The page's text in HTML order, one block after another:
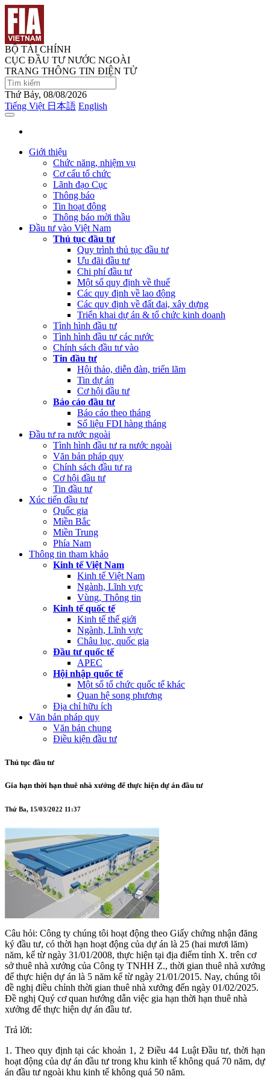
BỘ TÀI CHÍNH
CỤC ĐẦU TƯ NƯỚC NGOÀI
TRANG THÔNG TIN ĐIỆN TỬ
Thứ Bảy, 08/08/2026
Tiếng Việt 日本語 English
Giới thiệu
Chức năng, nhiệm vụ
Cơ cấu tổ chức
Lãnh đạo Cục
Thông báo
Tin hoạt động
Thông báo mời thầu
Đầu tư vào Việt Nam
Thủ tục đầu tư
Quy trình thủ tục đầu tư
Ưu đãi đầu tư
Chi phí đầu tư
Một số quy định về thuế
Các quy định về lao động
Các quy định về đất đai, xây dựng
Triển khai dự án & tổ chức kinh doanh
Tình hình đầu tư
Tình hình đầu tư các nước
Chính sách đầu tư vào
Tin đầu tư
Hội thảo, diễn đàn, triển lãm
Tin dự án
Cơ hội đầu tư
Báo cáo đầu tư
Báo cáo theo tháng
Số liệu FDI hàng tháng
Đầu tư ra nước ngoài
Tình hình đầu tư ra nước ngoài
Văn bản pháp quy
Chính sách đầu tư ra
Cơ hội đầu tư
Tin đầu tư
Xúc tiến đầu tư
Quốc gia
Miền Bắc
Miền Trung
Phía Nam
Thông tin tham khảo
Kinh tế Việt Nam
Kinh tế Việt Nam
Ngành, Lĩnh vực
Vùng, Thông tin
Kinh tế quốc tế
Kinh tế thế giới
Ngành, Lĩnh vực
Châu lục, quốc gia
Đầu tư quốc tế
APEC
Hội nhập quốc tế
Một số tổ chức quốc tế khác
Quan hệ song phương
Địa chỉ hữu ích
Văn bản pháp quy
Văn bản chung
Điều kiện đầu tư
Thủ tục đầu tư
Gia hạn thời hạn thuê nhà xưởng để thực hiện dự án đầu tư
Thứ Ba, 15/03/2022 11:37
Câu hỏi: Công ty chúng tôi hoạt động theo Giấy chứng nhận đăng
ký đầu tư, có thời hạn hoạt động của dự án là 25 (hai mươi lăm)
năm, kể từ ngày 31/01/2008, thực hiện tại địa điểm tỉnh X. trên cơ
sở thuê nhà xưởng của Công ty TNHH Z., thời gian thuê nhà xưởng
để thực hiện dự án là 5 năm kể từ ngày 21/01/2015. Nay, chúng tôi
đề nghị điều chỉnh thời gian thuê nhà xưởng đến ngày 01/02/2025.
Đề nghị Quý cơ quan hướng dẫn việc gia hạn thời hạn thuê nhà
xưởng để thực hiện dự án đầu tư.
Trả lời:
1. Theo quy định tại các khoản 1, 2 Điều 44 Luật Đầu tư, thời hạn
hoạt động của dự án đầu tư trong khu kinh tế không quá 70 năm, dự
án đầu tư ngoài khu kinh tế không quá 50 năm.